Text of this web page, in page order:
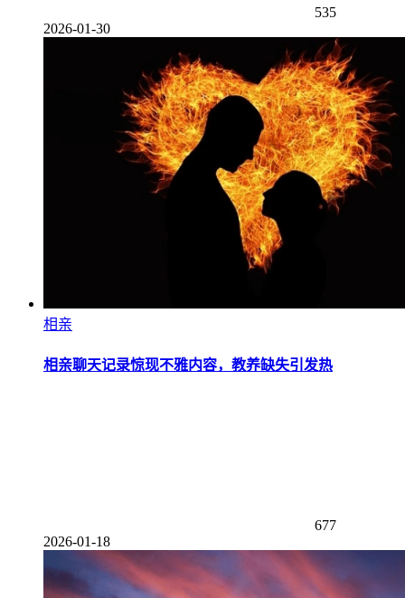
535
2026-01-30
相亲
相亲聊天记录惊现不雅内容，教养缺失引发热
677
2026-01-18